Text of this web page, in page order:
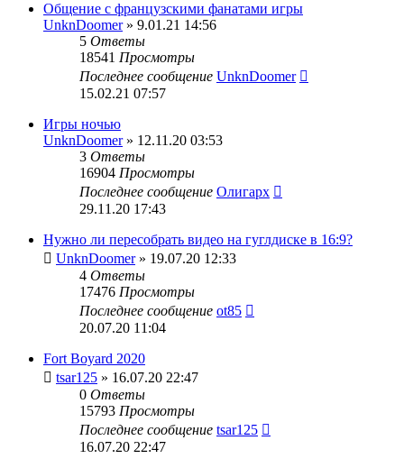
Общение с французскими фанатами игры
UnknDoomer» 9.01.21 14:56
5 Ответы
18541 Просмотры
Последнее сообщение UnknDoomer
15.02.21 07:57
Игры ночью
UnknDoomer» 12.11.20 03:53
3 Ответы
16904 Просмотры
Последнее сообщение Олигарх
29.11.20 17:43
Нужно ли пересобрать видео на гуглдиске в 16:9?
UnknDoomer» 19.07.20 12:33
4 Ответы
17476 Просмотры
Последнее сообщение ot85
20.07.20 11:04
Fort Boyard 2020
tsar125 » 16.07.20 22:47
0 Ответы
15793 Просмотры
Последнее сообщение tsar125
16.07.20 22:47